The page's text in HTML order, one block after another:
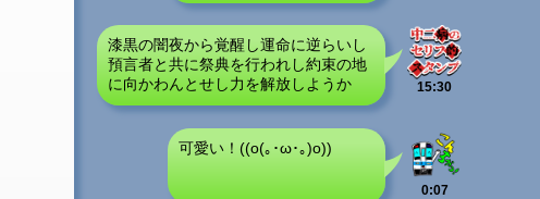
15:30
漆黒の闇夜から覚醒し運命に逆らいし
預言者と共に祭典を行われし約束の地
に向かわんとせし力を解放しようか
0:07
可愛い！((o(｡･ω･｡)o))